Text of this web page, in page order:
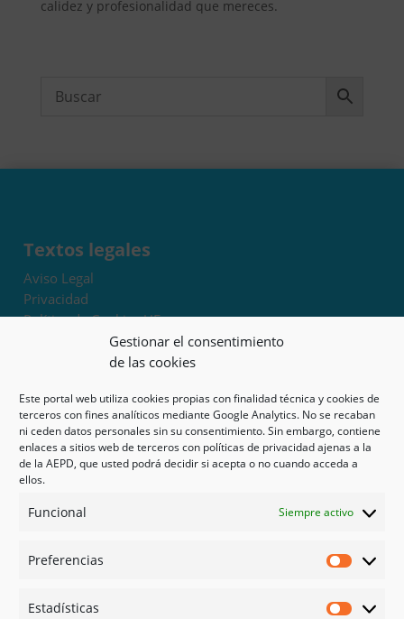
Gestionar el consentimiento
de las cookies
Este portal web utiliza cookies propias con finalidad técnica y cookies de
terceros con fines analíticos mediante Google Analytics. No se recaban
ni ceden datos personales sin su consentimiento. Sin embargo, contiene
enlaces a sitios web de terceros con políticas de privacidad ajenas a la
de la AEPD, que usted podrá decidir si acepta o no cuando acceda a
ellos.
Funcional Siempre activo
Preferencias
Estadísticas
calidez y profesionalidad que mereces.
Textos legales
Aviso Legal
Privacidad
Política de Cookies UE
Términos y condiciones
Exoneración de responsabilidad
Mapa del sitio
Mi cuenta
Tienda
Psicología en Murcia
Guías
Redes sociales
Instagram